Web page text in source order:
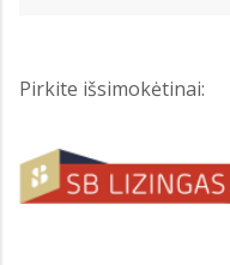
Pirkite išsimokėtinai: